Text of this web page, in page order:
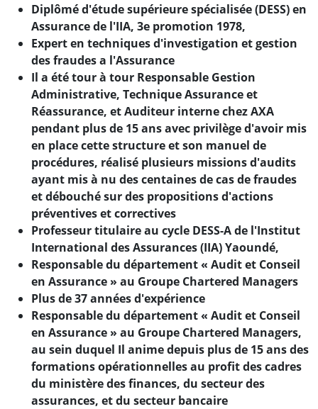
Diplômé d'étude supérieure spécialisée (DESS) en
Assurance de l'IIA, 3e promotion 1978,
Expert en techniques d'investigation et gestion
des fraudes a l'Assurance
Il a été tour à tour Responsable Gestion
Administrative, Technique Assurance et
Réassurance, et Auditeur interne chez AXA
pendant plus de 15 ans avec privilège d'avoir mis
en place cette structure et son manuel de
procédures, réalisé plusieurs missions d'audits
ayant mis à nu des centaines de cas de fraudes
et débouché sur des propositions d'actions
préventives et correctives
Professeur titulaire au cycle DESS-A de l'Institut
International des Assurances (IIA) Yaoundé,
Responsable du département « Audit et Conseil
en Assurance » au Groupe Chartered Managers
Plus de 37 années d'expérience
Responsable du département « Audit et Conseil
en Assurance » au Groupe Chartered Managers,
au sein duquel Il anime depuis plus de 15 ans des
formations opérationnelles au profit des cadres
du ministère des finances, du secteur des
assurances, et du secteur bancaire